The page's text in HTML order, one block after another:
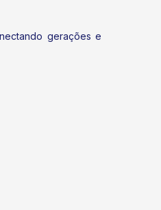
gerações e